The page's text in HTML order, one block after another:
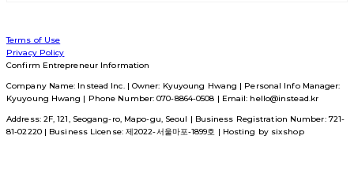
Terms of Use
Privacy Policy
Confirm Entrepreneur Information
Company Name: Instead Inc. | Owner: Kyuyoung Hwang | Personal Info Manager:
Kyuyoung Hwang | Phone Number: 070-8864-0508 | Email: hello@instead.kr
Address: 2F, 121, Seogang-ro, Mapo-gu, Seoul | Business Registration Number: 721-
81-02220| Business License: 제2022-서울마포-1899호 | Hosting by sixshop